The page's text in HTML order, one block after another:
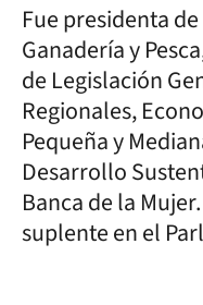
Fue presidenta
Ganadería y
de Legislación
Regionales,
Pequeña y
Desarrollo
Banca de la
suplente en el